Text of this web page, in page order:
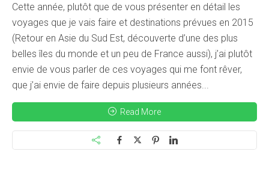
Cette année, plutôt que de vous présenter en détail les
voyages que je vais faire et destinations prévues en 2015
(Retour en Asie du Sud Est, découverte d’une des plus
belles îles du monde et un peu de France aussi), j’ai plutôt
envie de vous parler de ces voyages qui me font rêver,
que j’ai envie de faire depuis plusieurs années...
Read More